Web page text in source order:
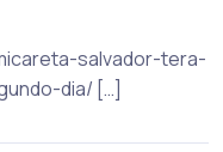
salvador-tera-
dia/ […]